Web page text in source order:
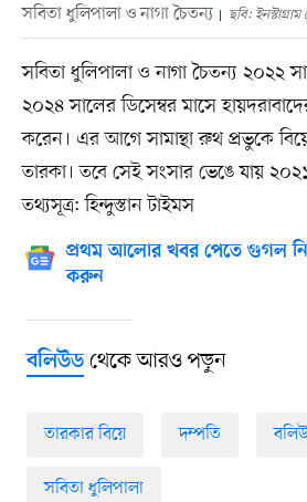
সবিতা ধুলিপালা ও নাগা চৈতন্য ছবি:
সবিতা ধুলিপালা ও নাগা চৈতন্য ২০২২
২০২৪ সালের ডিসেম্বর মাসে
করেন। এর আগে সামান্থা রুথ প্রভুকে
তারকা। তবে সেই সংসার ভেঙে যায়
তথ্যসূত্র: হিন্দুস্তান টাইমস
প্রথম আলোর খবর পেতে গুগল
করুন
বলিউডথেকে আরও পড়ুন
তারকার বিয়ে দম্পতি
সবিতা ধুলিপালা